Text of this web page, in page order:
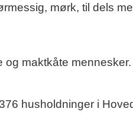
mørk, til dels
og maktkåte mennesker.
husholdninger i